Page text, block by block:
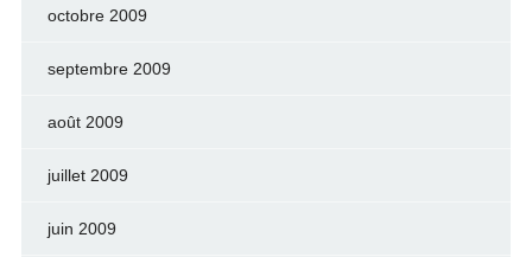
octobre 2009
septembre 2009
août 2009
juillet 2009
juin 2009